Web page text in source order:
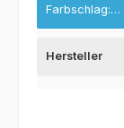
Farbschlag:…
Hersteller